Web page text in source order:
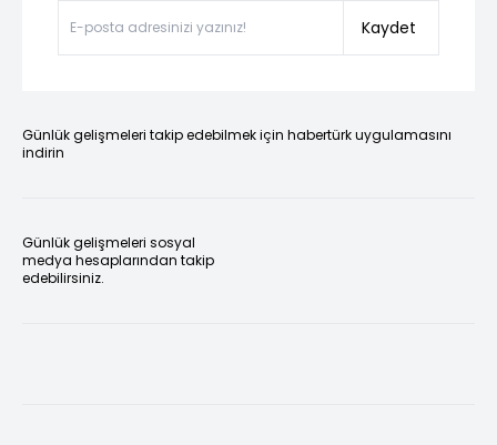
Kaydet
Günlük gelişmeleri takip edebilmek için habertürk uygulamasını
indirin
Günlük gelişmeleri sosyal
medya hesaplarından takip
edebilirsiniz.